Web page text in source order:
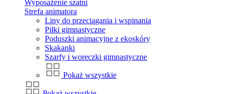
Wyposażenie szatni
Strefa animatora
Liny do przeciągania i wspinania
Piłki gimnastyczne
Poduszki animacyjne z ekoskóry
Skakanki
Szarfy i woreczki gimnastyczne
Pokaż wszystkie